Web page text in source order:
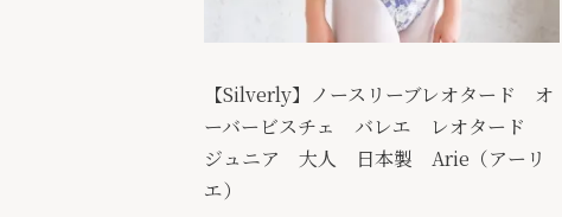
【Silverly】ノースリーブレオタード オ
ーバービスチェ バレエ レオタード
ジュニア 大人 日本製 Arie（アーリ
エ）